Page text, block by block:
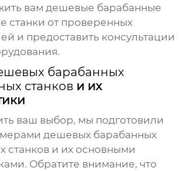
вамдешевые барабанные
станки от проверенных
и предоставить консультации
барабанных
станков и их
ваш выбор, мы подготовили
дешевых барабанных
станков и их основными
Обратите внимание, что